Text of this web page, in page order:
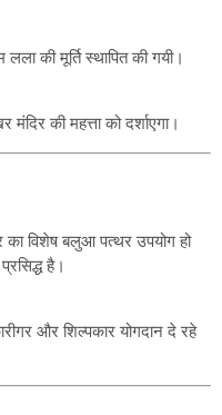
की मूर्ति स्थापित की गयी।
की महत्ता को दर्शाएगा।
का विशेष बलुआ पत्थर उपयोग हो
है।
और शिल्पकार योगदान दे रहे